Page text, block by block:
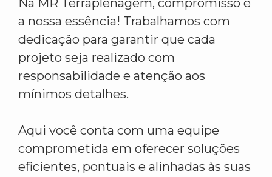
Na MR Terraplenagem, compromisso é
a nossa essência! Trabalhamos com
dedicação para garantir que cada
projeto seja realizado com
responsabilidade e atenção aos
mínimos detalhes.
Aqui você conta com uma equipe
comprometida em oferecer soluções
eficientes, pontuais e alinhadas às suas